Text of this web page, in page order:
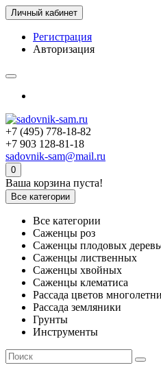
Личный кабинет
Регистрация
Авторизация
+7 (495) 778-18-82
+7 903 128-81-18
sadovnik-sam@mail.ru
0
Ваша корзина пуста!
Все категории
Все категории
Саженцы роз
Саженцы плодовых
Саженцы лиственных
Саженцы хвойных
Саженцы клематиса
Рассада цветов
Рассада земляники
Грунты
Инструменты